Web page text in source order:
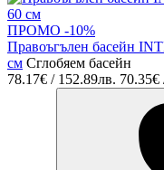
ПРОМО -10%
Правоъгълен басейн
см Сглобяем басейн
78.17€ / 152.89лв. 70.35€